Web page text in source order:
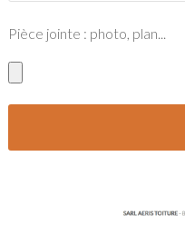
Pièce jointe : photo, plan...